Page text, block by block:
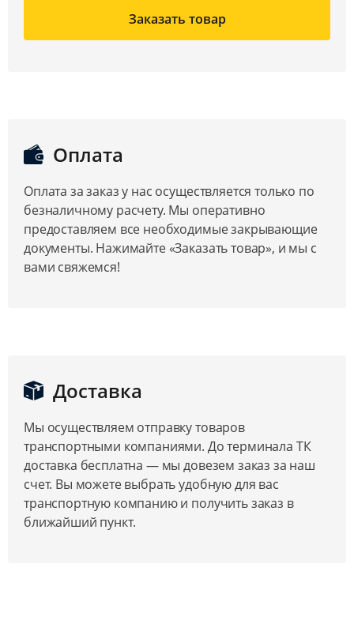
Заказать товар
Оплата
Оплата за заказ у нас осуществляется только по
безналичному расчету. Мы оперативно
предоставляем все необходимые закрывающие
документы. Нажимайте «Заказать товар», и мы с
вами свяжемся!
Доставка
Мы осуществляем отправку товаров
транспортными компаниями. До терминала ТК
доставка бесплатна — мы довезем заказ за наш
счет. Вы можете выбрать удобную для вас
транспортную компанию и получить заказ в
ближайший пункт.